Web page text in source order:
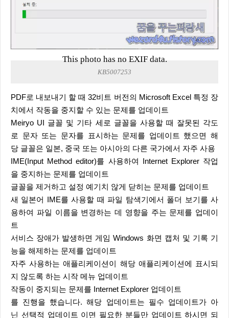
This photo has no EXIF data.
KB5007253
PDF로 내보내기 할 때 32비트 버전의 Microsoft Excel 특정 장
치에서 작동을 중지할 수 있는 문제를 업데이트
Meiryo UI 글꼴 및 기타 세로 글꼴을 사용할 때 잘못된 각도
로 문자 또는 문자를 표시하는 문제를 업데이트 했으면 해
당 글꼴은 일본, 중국 또는 아시아의 다른 국가에서 자주 사용
IME(Input Method editor)를 사용하여 Internet Explorer 작업
을 중지하는 문제를 업데이트
글꼴을 제거하고 설정 예기치 않게 닫히는 문제를 업데이트
새 일본어 IME를 사용할 때 파일 탐색기에서 폴더 보기를 사
용하여 파일 이름을 변경하는 데 영향을 주는 문제를 업데이
트
서비스 장애가 발생하면 게임 Windows 화면 캡처 및 기록 기
능을 해제하는 문제를 업데이트
자주 사용하는 애플리케이션이 해당 애플리케이션에 표시되
지 않도록 하는 시작 메뉴 업데이트
작동이 중지되는 문제를 Internet Explorer 업데이트
를 진행을 했습니다. 해당 업데이트는 필수 업데이트가 아
닌 선택적 업데이트 이면 필요한 분들만 업데이트 하시면 되